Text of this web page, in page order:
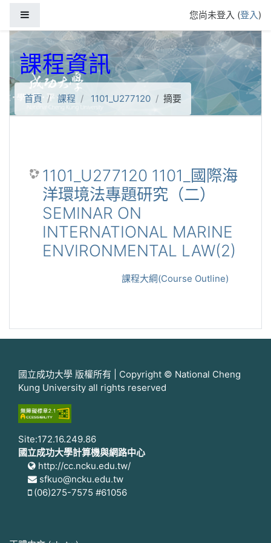
您尚未登入 (登入)
課程資訊
首頁 課程 1101_U277120 摘要
1101_U277120 1101_國際海
洋環境法專題研究（二）
SEMINAR ON
INTERNATIONAL MARINE
ENVIRONMENTAL LAW(2)
課程大綱(Course Outline)
國立成功大學 版權所有 | Copyright © National Cheng
Kung University all rights reserved
Site:172.16.249.86
國立成功大學計算機與網路中心
http://cc.ncku.edu.tw/
sfkuo@ncku.edu.tw
(06)275-7575 #61056